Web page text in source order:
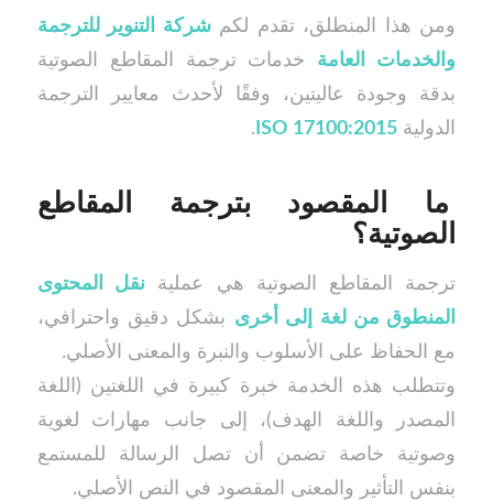
ومن هذا المنطلق، تقدم لكمشركة التنوير للترجمة
والخدمات العامة خدمات ترجمة المقاطع الصوتية
بدقة وجودة عاليتين، وفقًا لأحدث معايير الترجمة
الدولية ISO 17100:2015
.
ما المقصود بترجمة المقاطع
الصوتية؟
ترجمة المقاطع الصوتية هي عمليةنقل المحتوى
المنطوق من لغة إلى أخرى بشكل دقيق واحترافي،
مع الحفاظ على الأسلوب والنبرة والمعنى الأصلي.
وتتطلب هذه الخدمة خبرة كبيرة في اللغتين (اللغة
المصدر واللغة الهدف)، إلى جانب مهارات لغوية
وصوتية خاصة تضمن أن تصل الرسالة للمستمع
بنفس التأثير والمعنى المقصود في النص الأصلي.